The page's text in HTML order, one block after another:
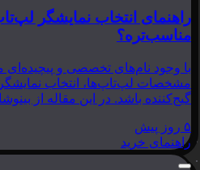
راهنمای انتخاب نمایشگر
مناسب‌تره؟
مشخصات لپ‌تاپ‌ها، انتخاب
گیج‌کننده باشد. در این مقاله از
۵ روز پیش
راهنمای خرید